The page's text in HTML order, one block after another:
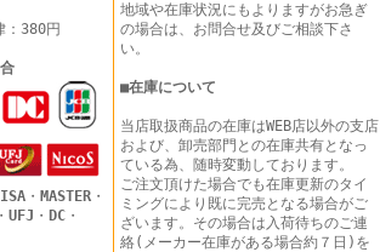
：380円
・ MASTER ・
・ UFJ ・ DC ・
地域や在庫状況にもよりますがお急ぎ
の場合は、お問合せ及びご相談下さ
い。
■在庫について
当店取扱商品の在庫はWEB店以外の支店
および、卸売部門との在庫共有となっ
ている為、随時変動しております。
ご注文頂けた場合でも在庫更新のタイ
ミングにより既に完売となる場合がご
ざいます。その場合は入荷待ちのご連
絡(メーカー在庫がある場合約７日)を